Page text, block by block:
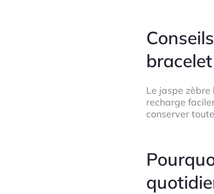
bracelet
Le jaspe zèbre
recharge
conserver